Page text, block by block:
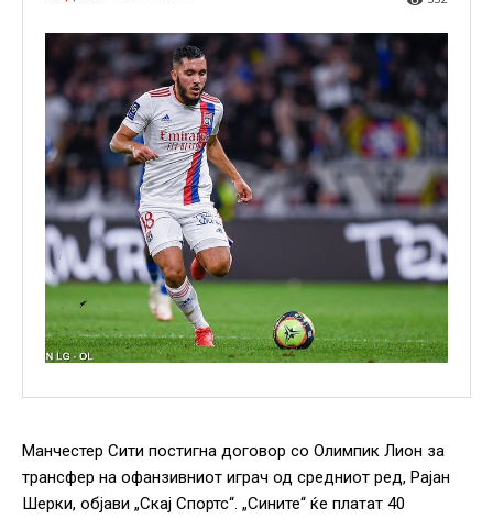
Манчестер Сити постигна договор со Олимпик Лион за
трансфер на офанзивниот играч од средниот ред, Рајан
Шерки, објави „Скај Спортс“. „Сините“ ќе платат 40